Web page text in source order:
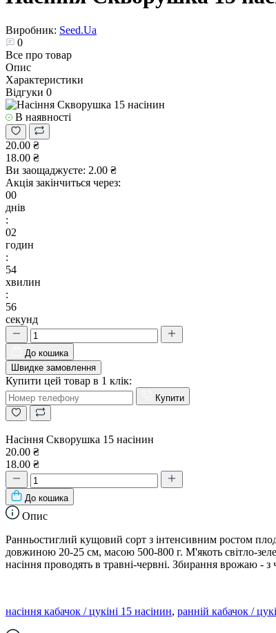
Виробник: Seed.Ua
0
Все про товар
Опис
Характеристики
Відгуки 0
В наявності
20.00 ₴
18.00 ₴
Ви заощаджуєте: 2.00 ₴
Акція закінчиться через:
00
днів
:
02
годин
:
54
хвилин
:
55
секунд
До кошика
Швидке замовлення
Купити цей товар в 1 клік:
Купити
Насіння Скворушка 15 насінин
20.00 ₴
18.00 ₴
До кошика
Опис
Ранньостиглий кущовий сорт з інтенсивним ростом
довжиною 20-25 см, масою 500-800 г. М'якоть світло-
насіння проводять в травні-червні. Збирання врожаю - з
насіння кабачок / цукіні 15 насінин, ранній кабачок /